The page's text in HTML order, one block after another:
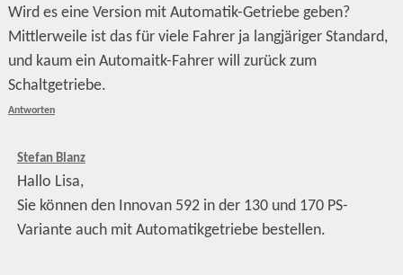
Wird es eine Version mit Automatik-Getriebe geben?
Mittlerweile ist das für viele Fahrer ja langjäriger Standard,
und kaum ein Automaitk-Fahrer will zurück zum
Schaltgetriebe.
Antworten
Stefan Blanz
Hallo Lisa,
Sie können den Innovan 592 in der 130 und 170 PS-
Variante auch mit Automatikgetriebe bestellen.